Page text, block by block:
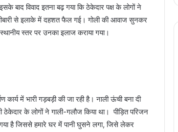
बाद विवाद इतना बढ़ गया कि ठेकेदार पक्ष के लोगों ने
से इलाके में दहशत फैल गई। गोली की आवाज सुनकर
स्तर पर उनका इलाज कराया गया।
में भारी गड़बड़ी की जा रही है। नाली ऊंची बना दी
के लोगों ने गाली-गलौज किया था। पीड़ित परिजन
गया है जिससे हमारे घर में पानी घुसने लगा, जिसे लेकर